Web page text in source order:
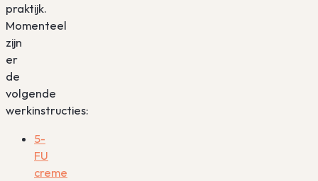
praktijk.
Momenteel
zijn
er
de
volgende
werkinstructies:
5-
FU
creme